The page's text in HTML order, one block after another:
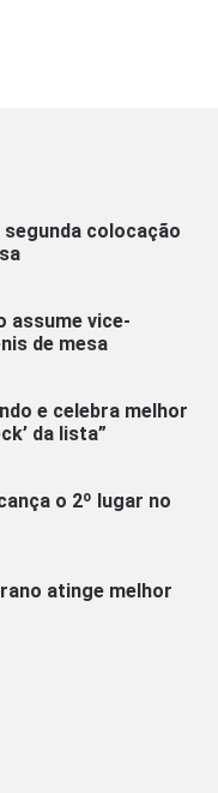
segunda colocação
assume vice-
de mesa
e celebra melhor
da lista”
o 2º lugar no
atinge melhor